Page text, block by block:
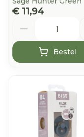
€ 11,94
Bestel